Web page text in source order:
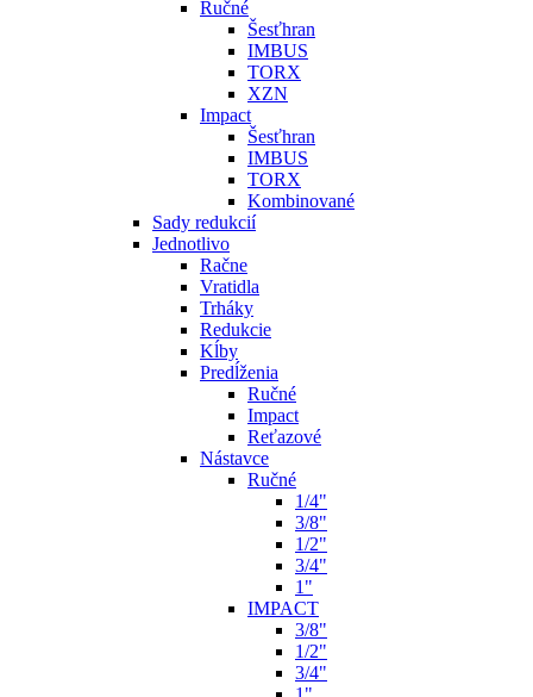
Ručné
Šesťhran
IMBUS
TORX
XZN
Impact
Šesťhran
IMBUS
TORX
Kombinované
Sady redukcií
Jednotlivo
Račne
Vratidla
Trháky
Redukcie
Kĺby
Predĺženia
Ručné
Impact
Reťazové
Nástavce
Ručné
1/4"
3/8"
1/2"
3/4"
1"
IMPACT
3/8"
1/2"
3/4"